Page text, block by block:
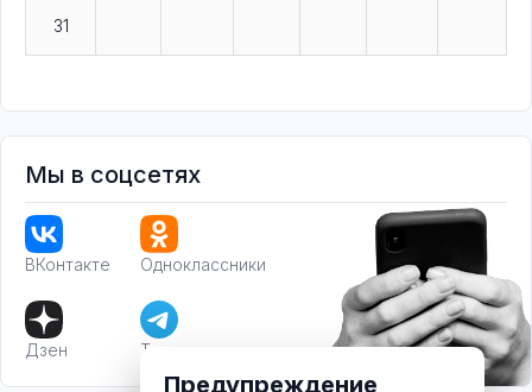
31
Мы в соцсетях
ВКонтакте Одноклассники
Дзен Телеграм
Предупреждение